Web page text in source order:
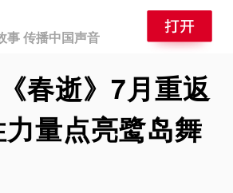
事 传播中国声音
春逝》7月重返
量点亮鹭岛舞